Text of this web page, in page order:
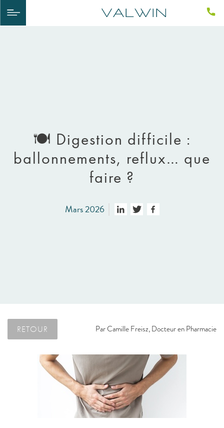
🍽️ Digestion difficile :
ballonnements, reflux… que
faire ?
Mars 2026
RETOUR ParCamille Freisz, Docteur en Pharmacie